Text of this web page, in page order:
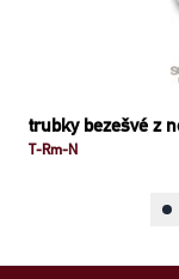
trubky bezešvé z
T-Rm-N